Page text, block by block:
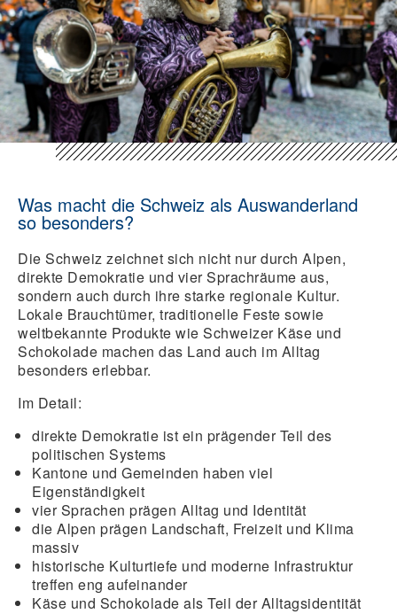
Was macht die Schweiz als Auswanderland
so besonders?
Die Schweiz zeichnet sich nicht nur durch Alpen,
direkte Demokratie und vier Sprachräume aus,
sondern auch durch ihre starke regionale Kultur.
Lokale Brauchtümer, traditionelle Feste sowie
weltbekannte Produkte wie Schweizer Käse und
Schokolade machen das Land auch im Alltag
besonders erlebbar.
Im Detail:
direkte Demokratie ist ein prägender Teil des
politischen Systems
Kantone und Gemeinden haben viel
Eigenständigkeit
vier Sprachen prägen Alltag und Identität
die Alpen prägen Landschaft, Freizeit und Klima
massiv
historische Kulturtiefe und moderne Infrastruktur
treffen eng aufeinander
Käse und Schokolade als Teil der Alltagsidentität